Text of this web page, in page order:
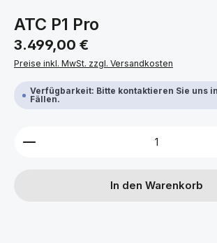
ATC P1 Pro
Regulärer Preis:
3.499,00 €
Preise inkl. MwSt. zzgl. Versandkosten
Verfügbarkeit: Bitte kontaktieren Sie uns
Fällen.
Produkt Anzahl: Gib den
In den Warenkorb